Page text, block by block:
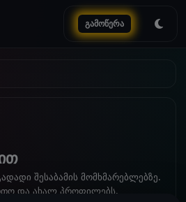
გამოწერა
შესაბამის მომხმარებლებზე.
და ახალ პროფილებს.